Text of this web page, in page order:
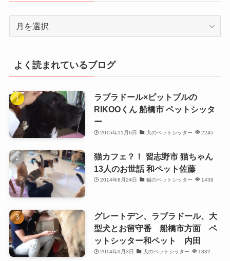
よく読まれているブログ
ラブラドール×ピットブルの
RIKOOくん 船橋市 ペットシッタ
ー
2015年11月6日 犬のペットシッター 2245
猫カフェ？！ 習志野市 猫ちゃん
13人のお世話 和ペット佐藤
2014年8月24日 猫のペットシッター 1439
グレートデン、ラブラドール、大
型犬とお留守番 船橋市方面 ペ
ットシッター和ペット 内田
2014年9月3日 犬のペットシッター 1332